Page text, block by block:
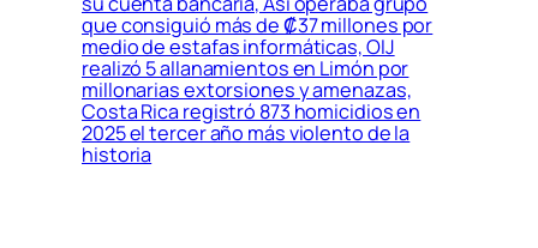
que consiguió más de ₡37 millones por
medio de estafas informáticas, OIJ
realizó 5 allanamientos en Limón por
millonarias extorsiones y amenazas,
Costa Rica registró 873 homicidios en
2025 el tercer año más violento de la
historia